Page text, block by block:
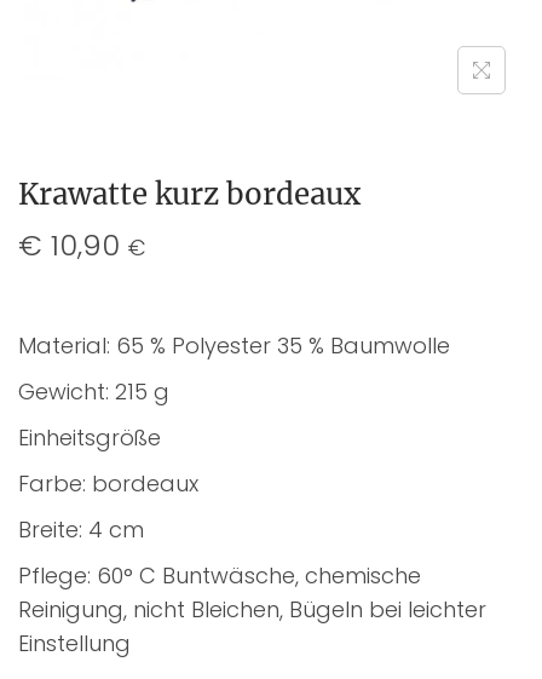
Krawatte kurz bordeaux
€ 10,90 €
Material: 65 % Polyester 35 % Baumwolle
Gewicht: 215 g
Einheitsgröße
Farbe: bordeaux
Breite: 4 cm
Pflege: 60° C Buntwäsche, chemische
Reinigung, nicht Bleichen, Bügeln bei leichter
Einstellung